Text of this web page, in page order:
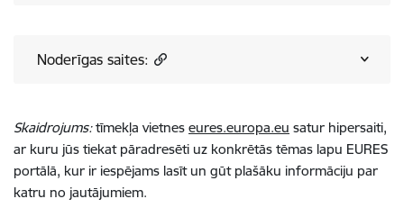
Noderīgas saites:
Skaidrojums:tīmekļa vietnes eures.europa.eu satur hipersaiti,
ar kuru jūs tiekat pāradresēti uz konkrētās tēmas lapu EURES
portālā, kur ir iespējams lasīt un gūt plašāku informāciju par
katru no jautājumiem.